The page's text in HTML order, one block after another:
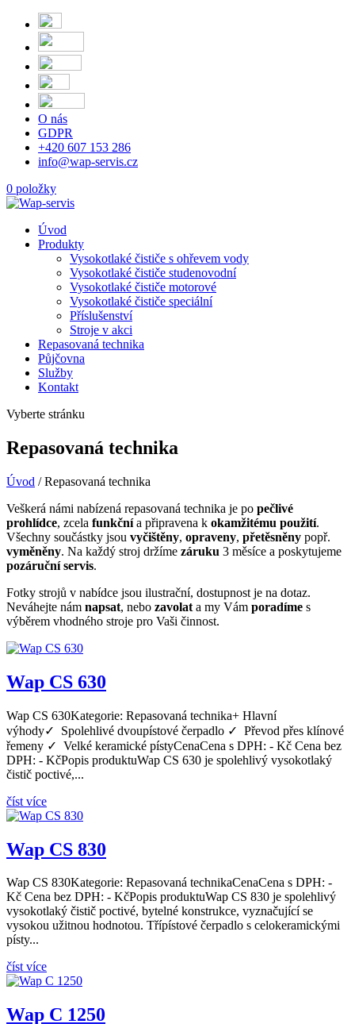
O nás
GDPR
+420 607 153 286
info@wap-servis.cz
0 položky
Úvod
Produkty
Vysokotlaké čističe s ohřevem vody
Vysokotlaké čističe studenovodní
Vysokotlaké čističe motorové
Vysokotlaké čističe speciální
Příslušenství
Stroje v akci
Repasovaná technika
Půjčovna
Služby
Kontakt
Vyberte stránku
Repasovaná technika
Úvod /Repasovaná technika
Veškerá námi nabízená repasovaná technika je po pečlivé
prohlídce, zcela funkčnía připravena k okamžitému použití.
Všechny součástky jsou vyčištěny, opraveny, přetěsněny popř.
vyměněny. Na každý stroj držíme záruku 3 měsíce a poskytujeme
pozáruční servis.
Fotky strojů v nabídce jsou ilustrační, dostupnost je na dotaz.
Neváhejte nám napsat, nebo zavolat a my Vám poradíme s
výběrem vhodného stroje pro Vaši činnost.
Wap CS 630
Wap CS 630Kategorie: Repasovaná technika+ Hlavní
výhody✓ Spolehlivé dvoupístové čerpadlo ✓ Převod přes klínové
řemeny ✓ Velké keramické pístyCenaCena s DPH: - Kč Cena bez
DPH: - KčPopis produktuWap CS 630 je spolehlivý vysokotlaký
čistič poctivé,...
číst více
Wap CS 830
Wap CS 830Kategorie: Repasovaná technikaCenaCena s DPH: -
Kč Cena bez DPH: - KčPopis produktuWap CS 830 je spolehlivý
vysokotlaký čistič poctivé, bytelné konstrukce, vyznačující se
vysokou užitnou hodnotou. Třípístové čerpadlo s celokeramickými
písty...
číst více
Wap C 1250